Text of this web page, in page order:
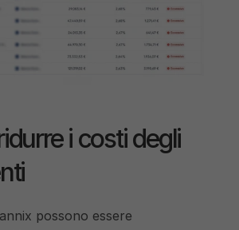
i costi degli
possono essere